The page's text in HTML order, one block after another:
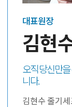
대표원장
김현
오직 당신만
니다.
김현수 줄기